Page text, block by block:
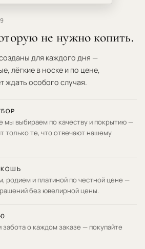
не нужно копить.
для каждого дня —
лёгкие в носке и по цене,
ждать особого случая.
мы выбираем по качеству и покрытию —
только те, что отвечают нашему
родием и платиной по честной цене —
без ювелирной цены.
забота о каждом заказе — покупайте